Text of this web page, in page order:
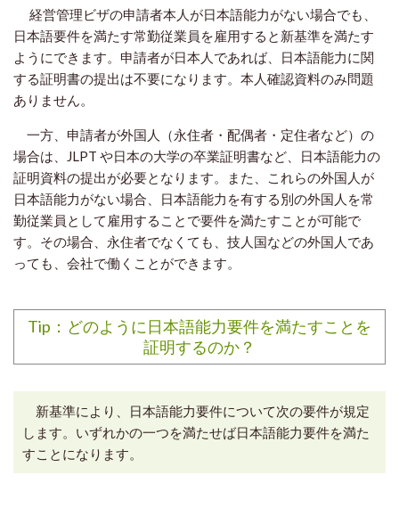
経営管理ビザの申請者本人が日本語能力がない場合でも、
日本語要件を満たす常勤従業員を雇用すると新基準を満たす
ようにできます。申請者が日本人であれば、日本語能力に関
する証明書の提出は不要になります。本人確認資料のみ問題
ありません。
一方、申請者が外国人（永住者・配偶者・定住者など）の
場合は、JLPT や日本の大学の卒業証明書など、日本語能力の
証明資料の提出が必要となります。また、これらの外国人が
日本語能力がない場合、日本語能力を有する別の外国人を常
勤従業員として雇用することで要件を満たすことが可能で
す。 その場合、永住者でなくても、技人国などの外国人であ
っても、会社で働くことができます。
Tip：どのように日本語能力要件を満たすことを
証明するのか？
新基準により、日本語能力要件について次の要件が規定
します。いずれかの一つを満たせば日本語能力要件を満た
すことになります。